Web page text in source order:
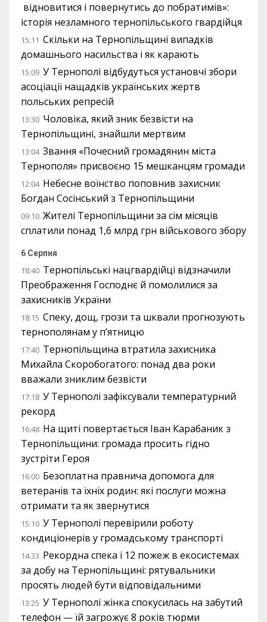
відновитися і повернутись до побратимів»:
історія незламного тернопільського гвардійця
15:11 Скільки на Тернопільщині випадків
домашнього насильства і як карають
15:09 У Тернополі відбудуться установчі збори
асоціації нащадків українських жертв
польських репресій
13:30 Чоловіка, який зник безвісти на
Тернопільщині, знайшли мертвим
13:04 Звання «Почесний громадянин міста
Тернополя» присвоєно 15 мешканцям громади
12:04 Небесне воїнство поповнив захисник
Богдан Сосінський з Тернопільщини
09:10 Жителі Тернопільщини за сім місяців
сплатили понад 1,6 млрд грн військового збору
6 Серпня
18:40 Тернопільські нацгвардійці відзначили
Преображення Господнє й помолилися за
захисників України
18:15 Спеку, дощ, грози та шквали прогнозують
тернополянам у п’ятницю
17:40 Тернопільщина втратила захисника
Михайла Скоробогатого: понад два роки
вважали зниклим безвісти
17:18 У Тернополі зафіксували температурний
рекорд
16:48 На щиті повертається Іван Карабаник з
Тернопільщини: громада просить гідно
зустріти Героя
16:00 Безоплатна правнича допомога для
ветеранів та їхніх родин: які послуги можна
отримати та як звернутися
15:10 У Тернополі перевірили роботу
кондиціонерів у громадському транспорті
14:33 Рекордна спека і 12 пожеж в екосистемах
за добу на Тернопільщині: рятувальники
просять людей бути відповідальними
13:25 У Тернополі жінка спокусилась на забутий
телефон — їй загрожує 8 років тюрми